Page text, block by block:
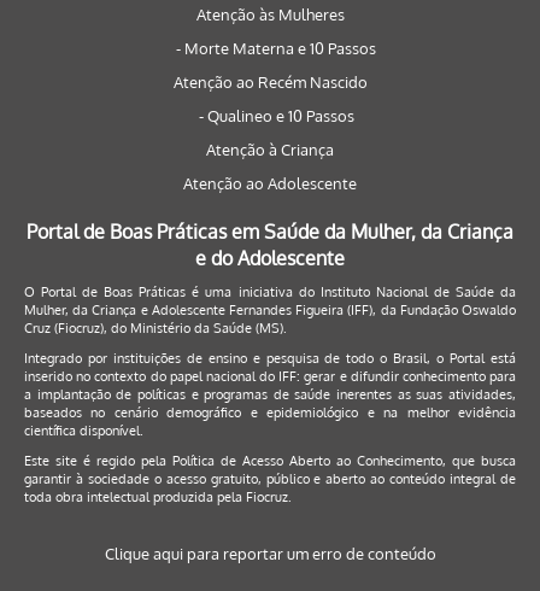
Atenção às Mulheres
- Morte Materna e 10 Passos
Atenção ao Recém Nascido
- Qualineo e 10 Passos
Atenção à Criança
Atenção ao Adolescente
Portal de Boas Práticas em Saúde da Mulher, da Criança
e do Adolescente
O Portal de Boas Práticas é uma iniciativa do Instituto Nacional de Saúde da
Mulher, da Criança e Adolescente Fernandes Figueira (IFF), da Fundação Oswaldo
Cruz (Fiocruz), do Ministério da Saúde (MS).
Integrado por instituições de ensino e pesquisa de todo o Brasil, o Portal está
inserido no contexto do papel nacional do IFF: gerar e difundir conhecimento para
a implantação de políticas e programas de saúde inerentes as suas atividades,
baseados no cenário demográfico e epidemiológico e na melhor evidência
científica disponível.
Este site é regido pela Política de Acesso Aberto ao Conhecimento, que busca
garantir à sociedade o acesso gratuito, público e aberto ao conteúdo integral de
toda obra intelectual produzida pela Fiocruz.
Clique aqui para reportar um erro de conteúdo